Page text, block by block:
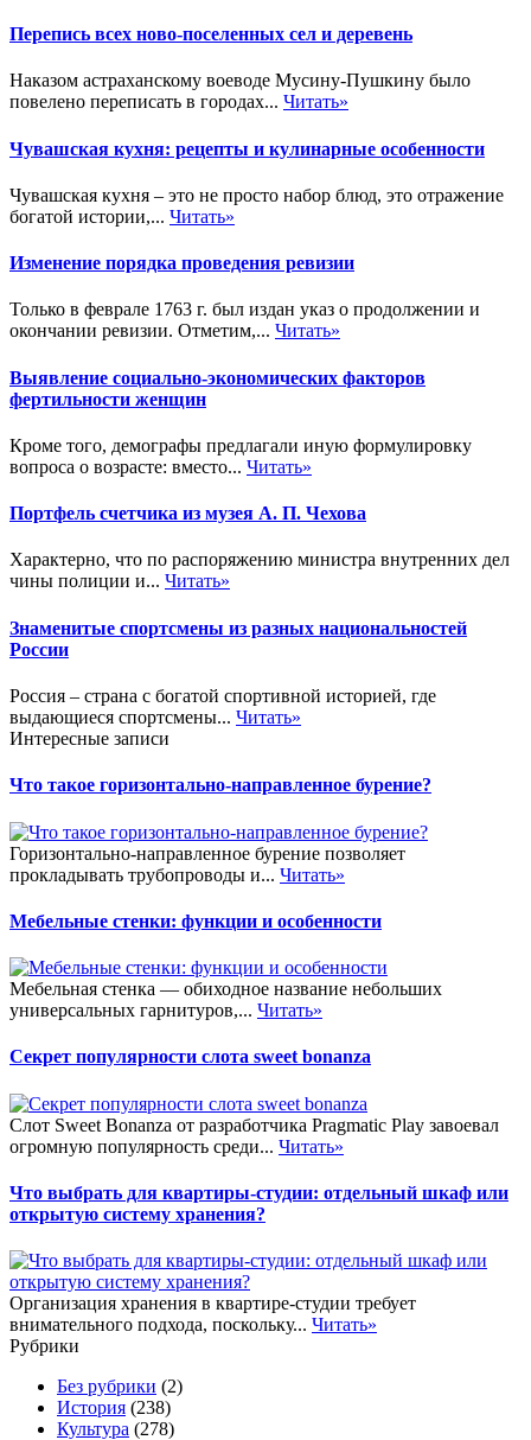
Перепись всех ново-поселенных сел и деревень
Наказом астраханскому воеводе Мусину-Пушкину было
повелено переписать в городах... Читать»
Чувашская кухня: рецепты и кулинарные особенности
Чувашская кухня – это не просто набор блюд, это отражение
богатой истории,... Читать»
Изменение порядка проведения ревизии
Только в феврале 1763 г. был издан указ о продолжении и
окончании ревизии. Отметим,... Читать»
Выявление социально-экономических факторов
фертильности женщин
Кроме того, демографы предлагали иную формулировку
вопроса о возрасте: вместо... Читать»
Портфель счетчика из музея А. П. Чехова
Характерно, что по распоряжению министра внутренних дел
чины полиции и... Читать»
Знаменитые спортсмены из разных национальностей
России
Россия – страна с богатой спортивной историей, где
выдающиеся спортсмены... Читать»
Интересные записи
Что такое горизонтально-направленное бурение?
Горизонтально-направленное бурение позволяет
прокладывать трубопроводы и... Читать»
Мебельные стенки: функции и особенности
Мебельная стенка — обиходное название небольших
универсальных гарнитуров,... Читать»
Секрет популярности слота sweet bonanza
Слот Sweet Bonanza от разработчика Pragmatic Play завоевал
огромную популярность среди... Читать»
Что выбрать для квартиры-студии: отдельный шкаф или
открытую систему хранения?
Организация хранения в квартире-студии требует
внимательного подхода, поскольку... Читать»
Рубрики
Без рубрики (2)
История (238)
Культура (278)